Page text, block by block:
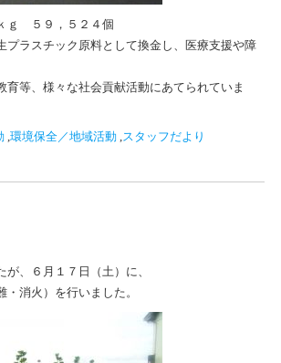
ｇ ５９，５２４個
プラスチック原料として換金し、医療支援や障
育等、様々な社会貢献活動にあてられていま
, 環境保全／地域活動 , スタッフだより
、６月１７日（土）に、
消火）を行いました。